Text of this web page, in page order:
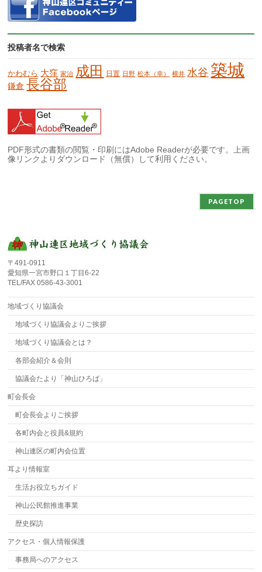
投稿者名で検索
かわむら 大窪 家治 成田 日置 日野 松本（幸） 横井 水谷 築城
鎌倉 長谷部
PDF形式の書類の閲覧・印刷にはAdobe Readerが必要です。上画
像リンクよりダウンロード（無償）して利用ください。
PAGETOP
〒491-0911
愛知県一宮市野口１丁目6-22
TEL/FAX 0586-43-3001
地域づくり協議会
地域づくり協議会よりご挨拶
地域づくり協議会とは？
各部会紹介＆会則
協議会たより「神山ひろば」
町会長会
町会長会よりご挨拶
各町内会と役員&規約
神山連区の町内会位置
耳より情報室
生活お役立ちガイド
神山公民館推進事業
歴史探訪
アクセス・個人情報保護
事務局へのアクセス